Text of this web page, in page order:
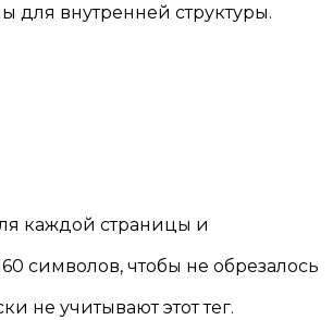
внутренней структуры.
каждой страницы и
символов, чтобы не обрезалось
не учитывают этот тег.